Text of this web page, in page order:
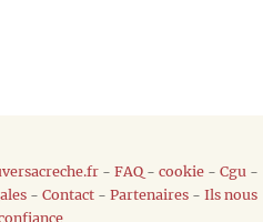
- FAQ- cookie- Cgu -
- Contact- Partenaires- Ils nous